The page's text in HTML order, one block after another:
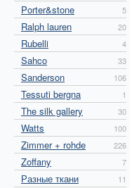
Porter&stone 5
Ralph lauren 20
Rubelli 4
Sahco 33
Sanderson 106
Tessuti bergna 1
The silk gallery 30
Watts 100
Zimmer + rohde 226
Zoffany 7
Разные ткани 11